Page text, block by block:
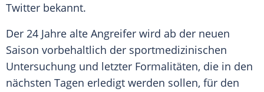
Twitter bekannt.
Der 24 Jahre alte Angreifer wird ab der neuen
Saison vorbehaltlich der sportmedizinischen
Untersuchung und letzter Formalitäten, die in den
nächsten Tagen erledigt werden sollen, für den